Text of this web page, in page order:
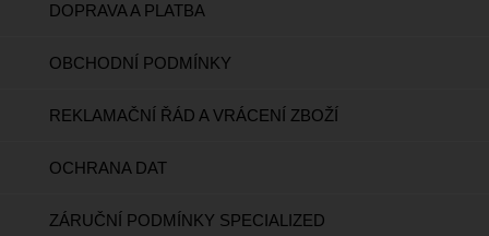
DOPRAVA A PLATBA
OBCHODNÍ PODMÍNKY
REKLAMAČNÍ ŘÁD A VRÁCENÍ ZBOŽÍ
OCHRANA DAT
ZÁRUČNÍ PODMÍNKY SPECIALIZED